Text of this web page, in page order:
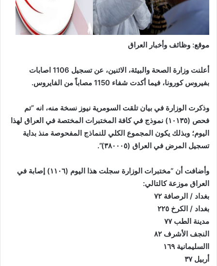
موقع: وظائف وأخبار العراق
أعلنت وزارة الصحة والبيئة، الاثنين، عن تسجيل 1106 اصابات
بفيروس كورونا، فيما أكدت شفاء 1150 مصاباً من الفايروس.
وذكرت الوزارة في بيان تلقت السومرية نيوز نسخة منه، انه “تم
فحص (١٠١٣٥) نموذج في كافة المختبرات المختصة في العراق لهذا
اليوم؛ وبذلك يكون المجموع الكلي للنماذج المفحوصة منذ بداية
تسجيل المرض في العراق (٣٨٠٠٠٥)”.
وأضافت أن “مختبرات الوزارة سجلت هذا اليوم (١١٠٦) إصابة في
العراق موزعة كالتالي:
بغداد / الرصافة ٧٢
بغداد / الكرخ ٢٢٥
مدينة الطب ٧٧
النجف الأشرف ٨٢
االسليمانية ١٦٩
أربيل ٣٧